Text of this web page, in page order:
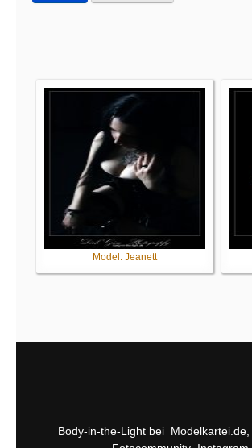
Model: Jeanett
Body-in-the-Light bei Modelkartei.de,